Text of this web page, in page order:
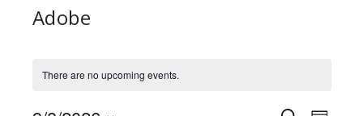
Adobe
There are no upcoming events.